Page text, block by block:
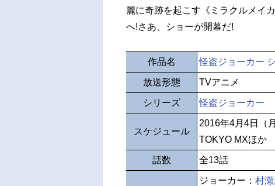
麗に奇跡を起こす《ミラクルメイ
へ!さあ、ショーが開幕だ!
作品名 怪盗ジョーカー
放送形態 TVアニメ
シリーズ 怪盗ジョーカー
スケジュール
2016年4月4日（
TOKYO MXほか
話数 全13話
ジョーカー： 村